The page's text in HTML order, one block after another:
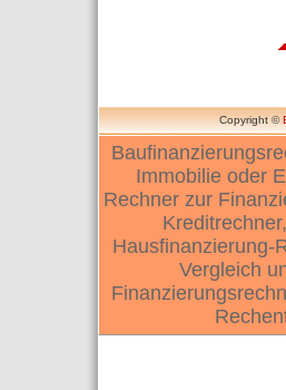
Copyright ©
Immobilie oder
Rechner zur
Hausfinanzierung-
Vergleich